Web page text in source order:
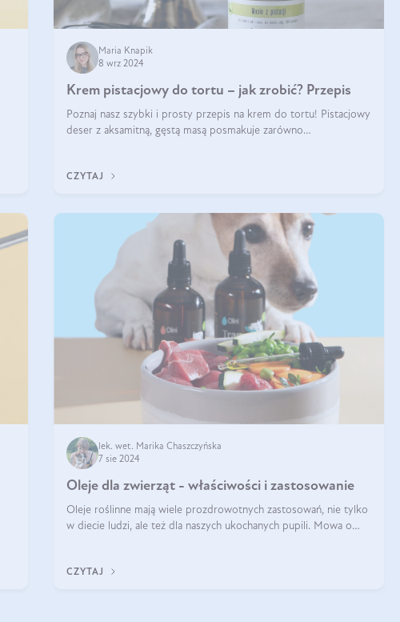
Maria Knapik
8 wrz 2024
Krem pistacjowy do tortu – jak zrobić? Przepis
Poznaj nasz szybki i prosty przepis na krem do tortu! Pistacjowy
deser z aksamitną, gęstą masą posmakuje zarówno
CZYTAJ
lek. wet. Marika Chaszczyńska
7 sie 2024
Oleje dla zwierząt - właściwości i zastosowanie
Oleje roślinne mają wiele prozdrowotnych zastosowań, nie tylko
w diecie ludzi, ale też dla naszych ukochanych pupili. Mowa o
CZYTAJ